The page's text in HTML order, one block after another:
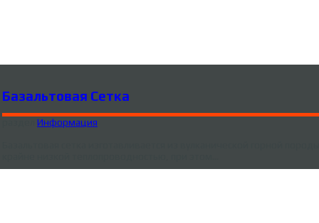
Базальтовая Сетка
Информация